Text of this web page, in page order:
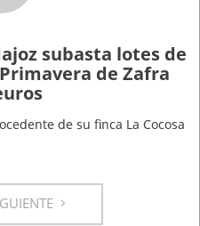
subasta lotes de
de Zafra
de su finca La Cocosa